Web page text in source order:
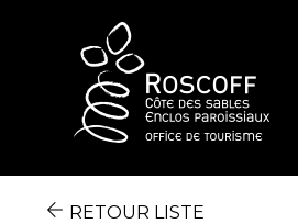
RETOUR LISTE